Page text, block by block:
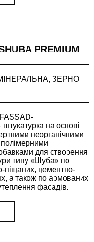
PREMIUM
ЗЕРНО
на основі
неорганічними
для створення
типу «Шуба» по
піщаних, цементно-
а також по армованих
фасадів.